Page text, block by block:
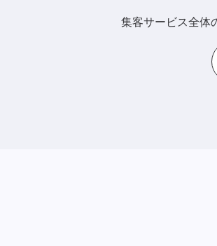
集客サービス全体